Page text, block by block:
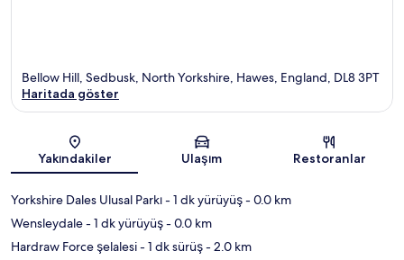
Harita
Bellow Hill, Sedbusk, North Yorkshire, Hawes, England, DL8 3PT
Haritada göster
Yakındakiler Ulaşım Restoranlar
Yorkshire Dales Ulusal Parkı- 1 dk yürüyüş- 0.0 km
Wensleydale- 1 dk yürüyüş- 0.0 km
Hardraw Force şelalesi- 1 dk sürüş- 2.0 km